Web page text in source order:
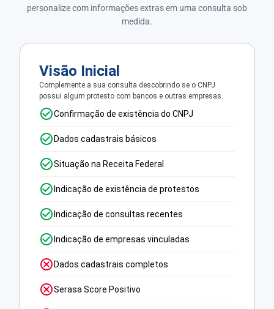
personalize com informações extras em uma consulta sob
medida.
Visão Inicial
Complemente a sua consulta descobrindo se o CNPJ
possui algum protesto com bancos e outras empresas.
Confirmação de existência do CNPJ
Dados cadastrais básicos
Situação na Receita Federal
Indicação de existência de protestos
Indicação de consultas recentes
Indicação de empresas vinculadas
Dados cadastrais completos
Serasa Score Positivo